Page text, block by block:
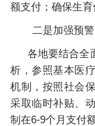
额支付；确保生育
二是加强预警
各地要结合全
析，参照基本医
机制，按照社会
采取临时补贴、
制在6-9个月支付